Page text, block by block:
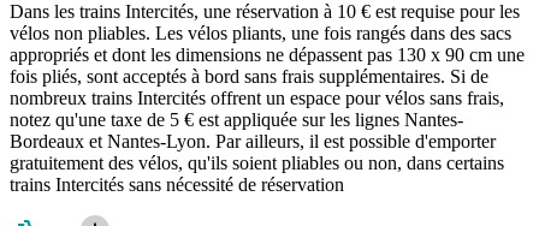
Dans les trains Intercités, une réservation à 10 € est requise pour les
vélos non pliables. Les vélos pliants, une fois rangés dans des sacs
appropriés et dont les dimensions ne dépassent pas 130 x 90 cm une
fois pliés, sont acceptés à bord sans frais supplémentaires. Si de
nombreux trains Intercités offrent un espace pour vélos sans frais,
notez qu'une taxe de 5 € est appliquée sur les lignes Nantes-
Bordeaux et Nantes-Lyon. Par ailleurs, il est possible d'emporter
gratuitement des vélos, qu'ils soient pliables ou non, dans certains
trains Intercités sans nécessité de réservation